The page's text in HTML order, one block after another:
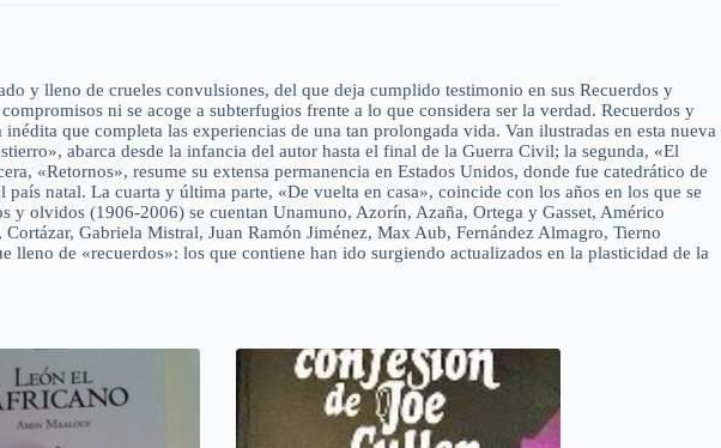
y lleno de crueles convulsiones, del que deja cumplido testimonio en sus Recuerdos y
ni se acoge a subterfugios frente a lo que considera ser la verdad. Recuerdos y
que completa las experiencias de una tan prolongada vida. Van ilustradas en esta nueva
abarca desde la infancia del autor hasta el final de la Guerra Civil; la segunda, «El
«Retornos», resume su extensa permanencia en Estados Unidos, donde fue catedrático de
natal. La cuarta y última parte, «De vuelta en casa», coincide con los años en los que se
y olvidos (1906-2006) se cuentan Unamuno, Azorín, Azaña, Ortega y Gasset, Américo
Gabriela Mistral, Juan Ramón Jiménez, Max Aub, Fernández Almagro, Tierno
de «recuerdos»: los que contiene han ido surgiendo actualizados en la plasticidad de la